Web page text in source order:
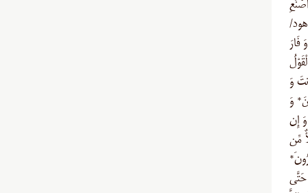
… وَ اصْنَعِ
فَارَ
وَ
وَ
وَ إِن
مَلأٌ مِّن
حَتَّى